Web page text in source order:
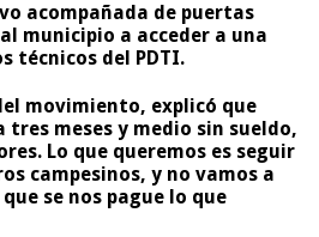
acompañada de puertas
municipio a acceder a una
técnicos del PDTI.
movimiento, explicó que
meses y medio sin sueldo,
Lo que queremos es seguir
campesinos, y no vamos a
se nos pague lo que